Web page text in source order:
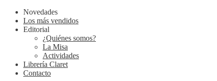
Novedades
Los más vendidos
Editorial
¿Quiénes somos?
La Misa
Actividades
Librería Claret
Contacto